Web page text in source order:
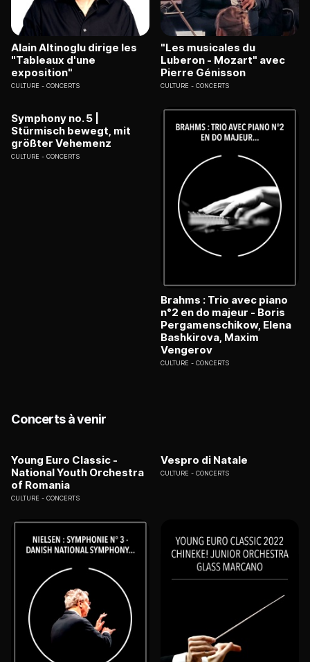
Alain Altinoglu dirige les
"Tableaux d'une
exposition"
CULTURE CONCERTS
"Les musicales du
Luberon - Mozart" avec
Pierre Génisson
CULTURE CONCERTS
Symphony no. 5 |
Stürmisch bewegt, mit
größter Vehemenz
CULTURE CONCERTS
Brahms : Trio avec piano
n°2 en do majeur - Boris
Pergamenschikow, Elena
Bashkirova, Maxim
Vengerov
CULTURE CONCERTS
Concerts à venir
Young Euro Classic -
National Youth Orchestra
of Romania
CULTURE CONCERTS
Vespro di Natale
CULTURE CONCERTS